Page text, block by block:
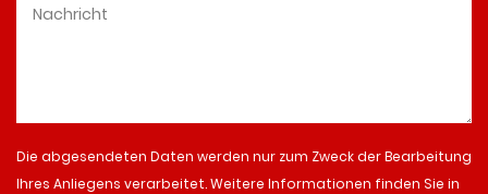
Die abgesendeten Daten werden nur zum Zweck der Bearbeitung
Ihres Anliegens verarbeitet. Weitere Informationen finden Sie in